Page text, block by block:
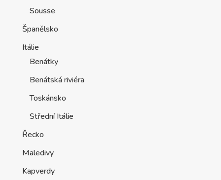
Sousse
Španělsko
Itálie
Benátky
Benátská riviéra
Toskánsko
Střední Itálie
Řecko
Maledivy
Kapverdy